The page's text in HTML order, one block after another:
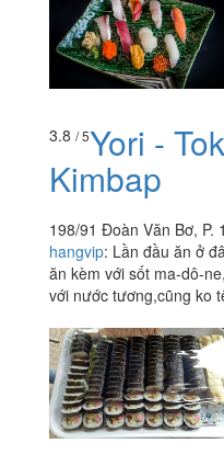
3.8 / 5Yori -
Kimbap
198/91 Đoàn Văn Bơ, P.
hangvip: Lần đầu ăn ở
ăn kèm với sốt ma-dô-
với nước tương,cũng ko